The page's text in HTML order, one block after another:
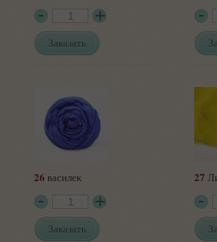
Заказать
26 василек
Заказать
27